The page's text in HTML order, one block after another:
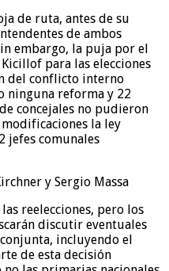
de ruta, antes de su
de ambos
embargo, la puja por el
para las elecciones
del conflicto interno
ninguna reforma y 22
concejales no pudieron
la ley
jefes comunales
y Sergio Massa
reelecciones, pero los
discutir eventuales
incluyendo el
de esta decisión